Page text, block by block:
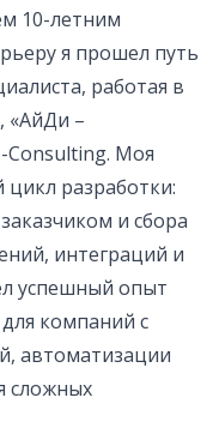
10-летним
я прошел путь
работая в
«АйДи –
Consulting. Моя
разработки:
и сбора
интеграций и
успешный опыт
компаний с
автоматизации
сложных